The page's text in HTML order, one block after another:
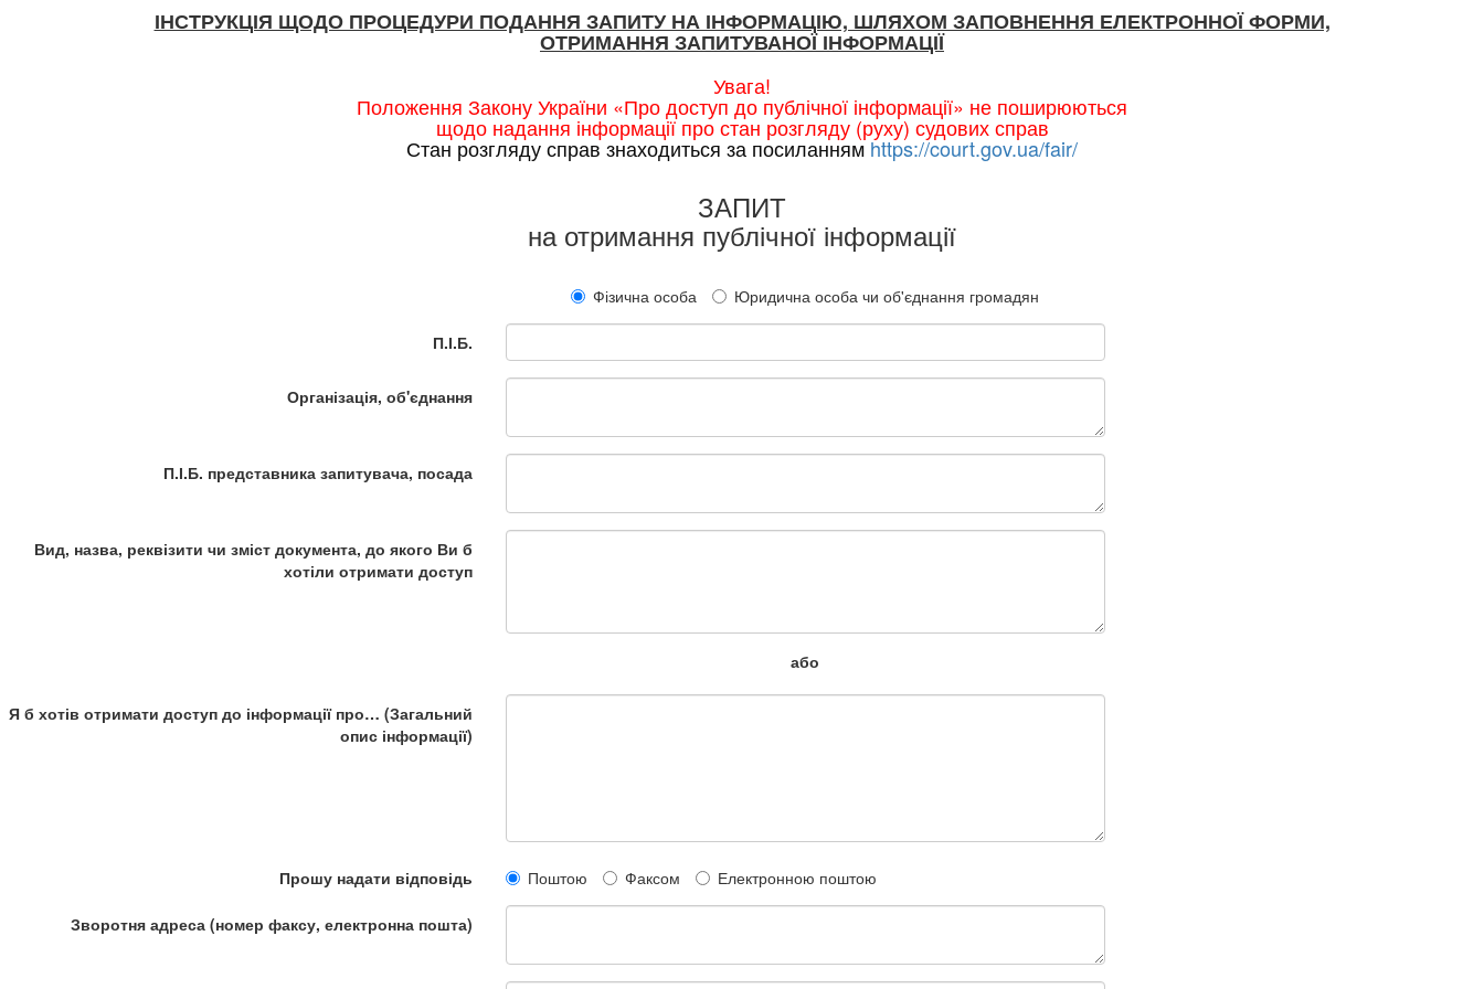
ІНСТРУКЦІЯ ЩОДО ПРОЦЕДУРИ ПОДАННЯ ЗАПИТУ НА ІНФОРМАЦІЮ, ШЛЯХОМ ЗАПОВНЕННЯ ЕЛЕКТРОННОЇ ФОРМИ,
ОТРИМАННЯ ЗАПИТУВАНОЇ ІНФОРМАЦІЇ
Увага!
Положення Закону України «Про доступ до публічної інформації» не поширюються
щодо надання інформації про стан розгляду (руху) судових справ
Стан розгляду справ знаходиться за посиланням https://court.gov.ua/fair/
ЗАПИТ
на отримання публічної інформації
Фізична особа Юридична особа чи об'єднання громадян
П.І.Б.
Організація, об'єднання
П.І.Б. представника запитувача, посада
Вид, назва, реквізити чи зміст документа, до якого Ви б
хотіли отримати доступ
або
Я б хотів отримати доступ до інформації про… (Загальний
опис інформації)
Прошу надати відповідь Поштою Факсом Електронною поштою
Зворотня адреса (номер факсу, електронна пошта)